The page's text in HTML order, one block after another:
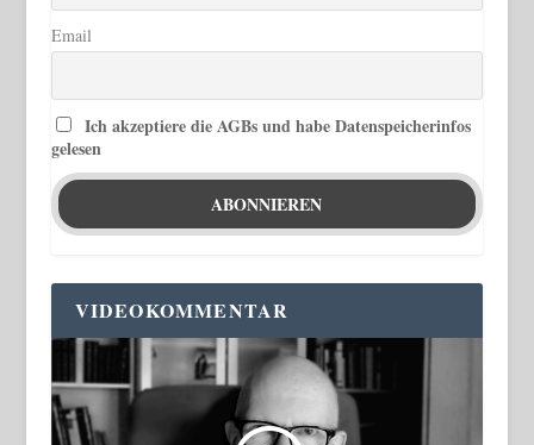
Email
Ich akzeptiere die AGBs und habe Datenspeicherinfos
gelesen
VIDEOKOMMENTAR